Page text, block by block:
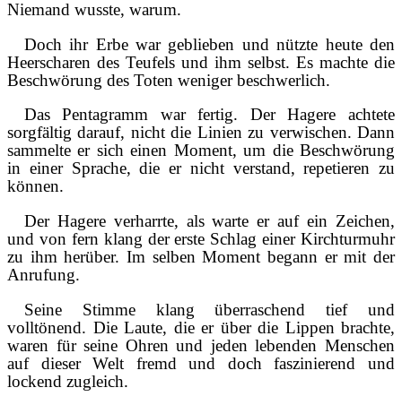
Niemand wusste, warum.
Doch ihr Erbe war geblieben und nützte heute den
Heerscharen des Teufels und ihm selbst. Es machte die
Beschwörung des Toten weniger beschwerlich.
Das Pentagramm war fertig. Der Hagere achtete
sorgfältig darauf, nicht die Linien zu verwischen. Dann
sammelte er sich einen Moment, um die Beschwörung
in einer Sprache, die er nicht verstand, repetieren zu
können.
Der Hagere verharrte, als warte er auf ein Zeichen,
und von fern klang der erste Schlag einer Kirchturmuhr
zu ihm herüber. Im selben Moment begann er mit der
Anrufung.
Seine Stimme klang überraschend tief und
volltönend. Die Laute, die er über die Lippen brachte,
waren für seine Ohren und jeden lebenden Menschen
auf dieser Welt fremd und doch faszinierend und
lockend zugleich.